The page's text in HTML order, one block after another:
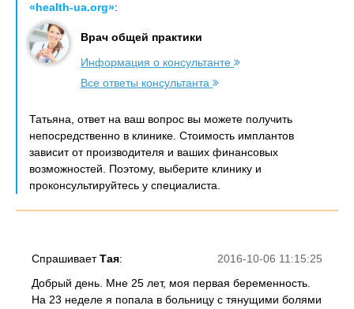
«health-ua.org»:
Врач общей практики
Информация о консультанте
Все ответы консультанта
Татьяна, ответ на ваш вопрос вы можете получить
непосредственно в клинике. Стоимость имплантов
зависит от производителя и ваших финансовых
возможностей. Поэтому, выберите клинику и
проконсультируйтесь у специалиста.
2016-10-06 11:15:25
СпрашиваетТая:
Добрый день. Мне 25 лет, моя первая беременность.
На 23 неделе я попала в больницу с тянущими болями